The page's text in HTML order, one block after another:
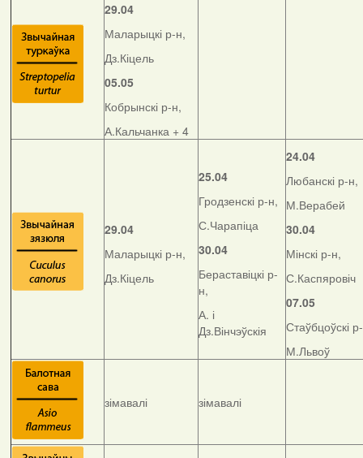
29.04
Маларыцкі р-н,
Дз.Кіцель
05.05
Кобрынскі р-н,
А.Кальчанка + 4
29.04
Маларыцкі р-н,
Дз.Кіцель
25.04
Гродзенскі р-н,
С.Чарапіца
30.04
Бераставіцкі р-
н,
А. і
Дз.Вінчэўскія
24.04
Любанскі р-н,
М.Верабей
30.04
Мінскі р-н,
С.Каспяровіч
07.05
Стаўбцоўскі
М.Львоў
зімавалі зімавалі